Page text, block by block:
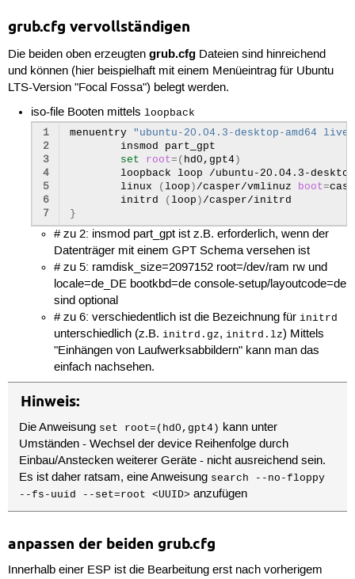
grub.cfg vervollständigen
Die beiden oben erzeugten grub.cfgDateien sind hinreichend
und können (hier beispielhaft mit einem Menüeintrag für Ubuntu
LTS-Version "Focal Fossa") belegt werden.
iso-file Booten mittelsloopback
1
2
3
4
5
6
7
menuentry
"ubuntu-20.04.3-desktop-amd64 live
insmod
set
root=( hd0,gpt4)
loopback
loop
linux
(loop ) /casper/vmlinuz boot=
initrd
(loop )
}
# zu 2: insmod part_gpt ist z.B. erforderlich, wenn der
Datenträger mit einem GPT Schema versehen ist
# zu 5: ramdisk_size=2097152 root=/dev/ram rw und
locale=de_DE bootkbd=de console-setup/layoutcode=de
sind optional
# zu 6: verschiedentlich ist die Bezeichnung für initrd
unterschiedlich (z.B. initrd.gz, initrd.lz) Mittels
"Einhängen von Laufwerksabbildern" kann man das
einfach nachsehen.
Hinweis:
Die Anweisung set root=(hd0,gpt4) kann unter
Umständen - Wechsel der device Reihenfolge durch
Einbau/Anstecken weiterer Geräte - nicht ausreichend sein.
Es ist daher ratsam, eine Anweisung search --no-floppy
--fs-uuid --set=root <UUID> anzufügen
anpassen der beiden grub.cfg
Innerhalb einer ESP ist die Bearbeitung erst nach vorherigem